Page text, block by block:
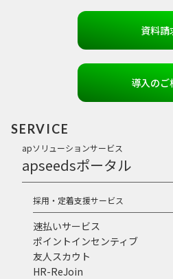
資料請
導入のご
SERVICE
apソリューションサービス
apseedsポータル
採用・定着支援サービス
速払いサービス
ポイントインセンティブ
友人スカウト
HR-ReJoin